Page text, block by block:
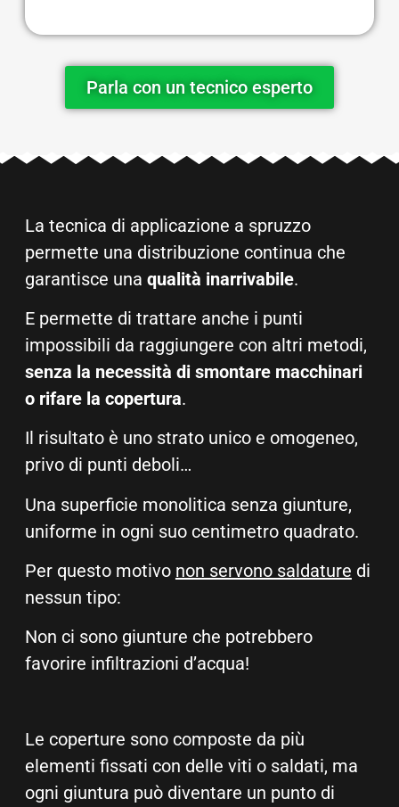
Parla con un tecnico esperto
La tecnica di applicazione a spruzzo
permette una distribuzione continua che
garantisce una qualità inarrivabile.
E permette di trattare anche i punti
impossibili da raggiungere con altri metodi,
senza la necessità di smontare macchinari
o rifare la copertura.
Il risultato è uno strato unico e omogeneo,
privo di punti deboli…
Una superficie monolitica senza giunture,
uniforme in ogni suo centimetro quadrato.
Per questo motivo non servono saldature di
nessun tipo:
Non ci sono giunture che potrebbero
favorire infiltrazioni d’acqua!
Le coperture sono composte da più
elementi fissati con delle viti o saldati, ma
ogni giuntura può diventare un punto di